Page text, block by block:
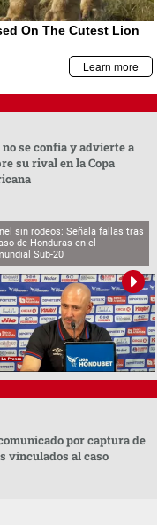
se confía y advierte a
su rival en la Copa
sin rodeos: Señala fallas tras
de Honduras en el
Sub-20
por captura de
vinculados al caso